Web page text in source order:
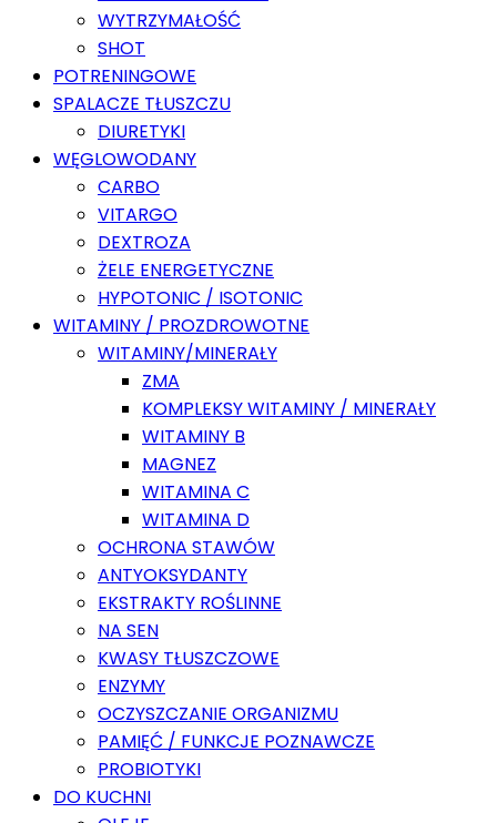
WYTRZYMAŁOŚĆ
SHOT
POTRENINGOWE
SPALACZE TŁUSZCZU
DIURETYKI
WĘGLOWODANY
CARBO
VITARGO
DEXTROZA
ŻELE ENERGETYCZNE
HYPOTONIC / ISOTONIC
WITAMINY / PROZDROWOTNE
WITAMINY/MINERAŁY
ZMA
KOMPLEKSY WITAMINY / MINERAŁY
WITAMINY B
MAGNEZ
WITAMINA C
WITAMINA D
OCHRONA STAWÓW
ANTYOKSYDANTY
EKSTRAKTY ROŚLINNE
NA SEN
KWASY TŁUSZCZOWE
ENZYMY
OCZYSZCZANIE ORGANIZMU
PAMIĘĆ / FUNKCJE POZNAWCZE
PROBIOTYKI
DO KUCHNI